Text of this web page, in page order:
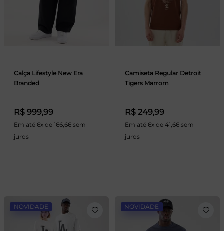
Calça Lifestyle New Era
Branded
R$ 999,99
Em até 6x de 166,66 sem
juros
Camiseta Regular Detroit
Tigers Marrom
R$ 249,99
Em até 6x de 41,66 sem
juros
NOVIDADE NOVIDADE